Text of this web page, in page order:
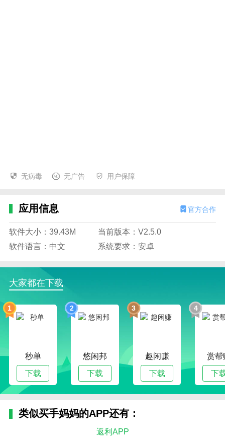
无病毒 无广告 用户保障
应用信息 官方合作
软件大小：39.43M
当前版本：V2.5.0
软件语言：中文
系统要求：安卓
大家都在下载
1
秒单
下载
2
悠闲邦
下载
3
趣闲赚
下载
4
赏帮
下
类似买手妈妈的APP还有：
返利APP